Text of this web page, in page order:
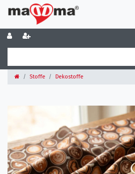
Stoffe Dekostoffe